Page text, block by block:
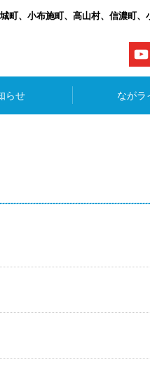
町、小布施町、高山村、信濃町、
らせ ながラ